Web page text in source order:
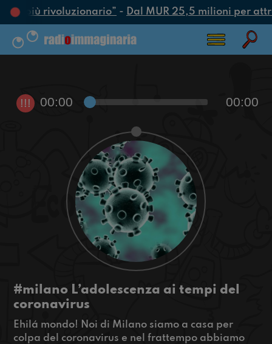
più rivoluzionario”- Dal MUR 25,5 milioni per
!!! 00:00 00:00
#milano L’adolescenza ai tempi del
coronavirus
Ehilá mondo! Noi di Milano siamo a casa per
colpa del coronavirus e nel frattempo abbiamo